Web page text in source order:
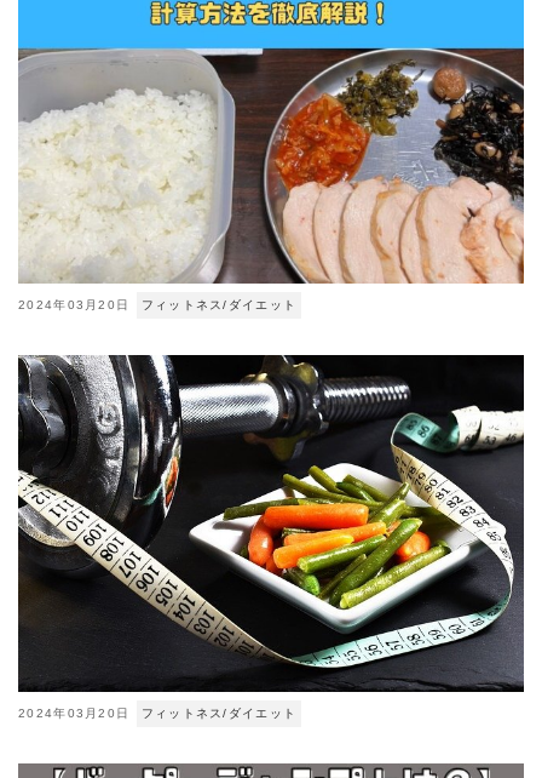
2024年03月20日 フィットネス/ダイエット
2024年03月20日 フィットネス/ダイエット